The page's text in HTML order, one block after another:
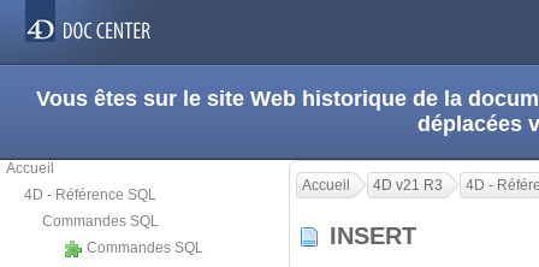
Vous êtes sur le site Web historique de la
déplacées
Accueil
4D - Référence SQL
Commandes SQL
Commandes SQL
Accueil 4D v21 R3 4D -
INSERT